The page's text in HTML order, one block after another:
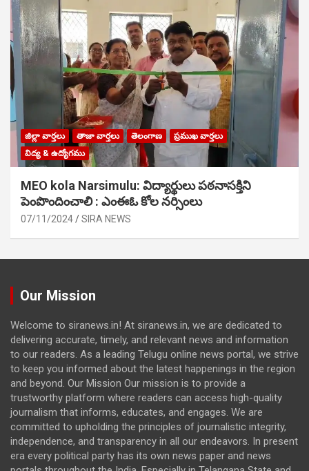
జిల్లా వార్తలు తాజా వార్తలు తెలంగాణ
ప్రముఖ వార్తలు
విద్య & ఉద్యోగము
MEO kola Narsimulu: విద్యార్థులు పఠ‌నాసక్తిని
పెంపొందించాలి : ఎంఈఓ కోల నర్సింలు
07/11/2024 SIRA NEWS
Our Mission
Welcome to siranews.in! At siranews.in, we are dedicated to
delivering accurate, timely, and relevant news and information
to our readers. As a leading Telugu online news portal, we strive
to keep you informed about the latest happenings in the region
and beyond. Our Mission Our mission is to provide a
trustworthy platform where readers can access high-quality
journalism that informs, educates, and engages. We are
committed to upholding the principles of journalistic integrity,
independence, and transparency in all our endeavors. In present
era every political party has its own news paper and news